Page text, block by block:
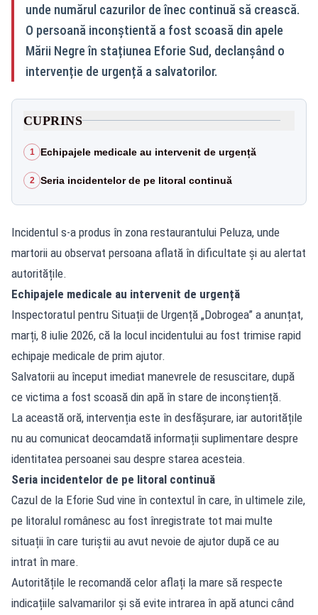
unde numărul cazurilor de înec continuă să crească.
O persoană inconștientă a fost scoasă din apele
Mării Negre în stațiunea Eforie Sud, declanșând o
intervenție de urgență a salvatorilor.
CUPRINS
1 Echipajele medicale au intervenit de urgență
2 Seria incidentelor de pe litoral continuă
Incidentul s-a produs în zona restaurantului Peluza, unde
martorii au observat persoana aflată în dificultate și au alertat
autoritățile.
Echipajele medicale au intervenit de urgență
Inspectoratul pentru Situații de Urgență „Dobrogea” a anunțat,
marți, 8 iulie 2026, că la locul incidentului au fost trimise rapid
echipaje medicale de prim ajutor.
Salvatorii au început imediat manevrele de resuscitare, după
ce victima a fost scoasă din apă în stare de inconștiență.
La această oră, intervenția este în desfășurare, iar autoritățile
nu au comunicat deocamdată informații suplimentare despre
identitatea persoanei sau despre starea acesteia.
Seria incidentelor de pe litoral continuă
Cazul de la Eforie Sud vine în contextul în care, în ultimele zile,
pe litoralul românesc au fost înregistrate tot mai multe
situații în care turiștii au avut nevoie de ajutor după ce au
intrat în mare.
Autoritățile le recomandă celor aflați la mare să respecte
indicațiile salvamarilor și să evite intrarea în apă atunci când